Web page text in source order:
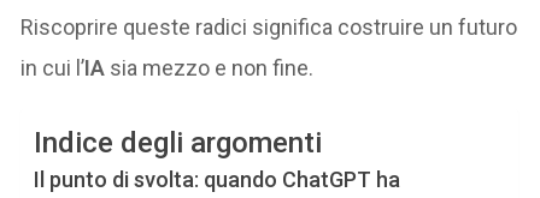
Riscoprire queste radici significa costruire un futuro
in cui l’IA sia mezzo e non fine.
Indice degli argomenti
Il punto di svolta: quando ChatGPT ha